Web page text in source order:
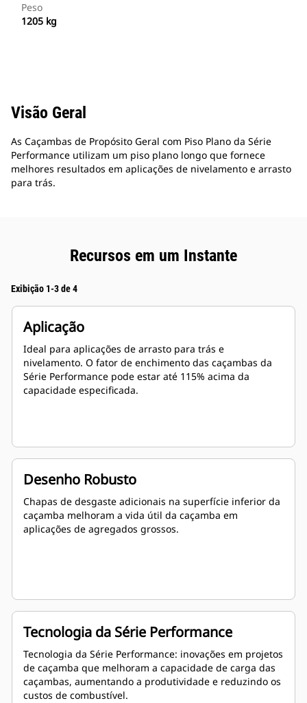
Peso
1205 kg
Visão Geral
As Caçambas de Propósito Geral com Piso Plano da Série
Performance utilizam um piso plano longo que fornece
melhores resultados em aplicações de nivelamento e arrasto
para trás.
Recursos em um Instante
Exibição 1-3 de 4
Aplicação
Ideal para aplicações de arrasto para trás e
nivelamento. O fator de enchimento das caçambas da
Série Performance pode estar até 115% acima da
capacidade especificada.
Desenho Robusto
Chapas de desgaste adicionais na superfície inferior da
caçamba melhoram a vida útil da caçamba em
aplicações de agregados grossos.
Tecnologia da Série Performance
Tecnologia da Série Performance: inovações em projetos
de caçamba que melhoram a capacidade de carga das
caçambas, aumentando a produtividade e reduzindo os
custos de combustível.